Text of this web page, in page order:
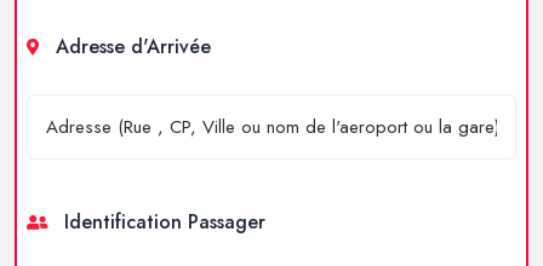
Adresse d'Arrivée
Identification Passager